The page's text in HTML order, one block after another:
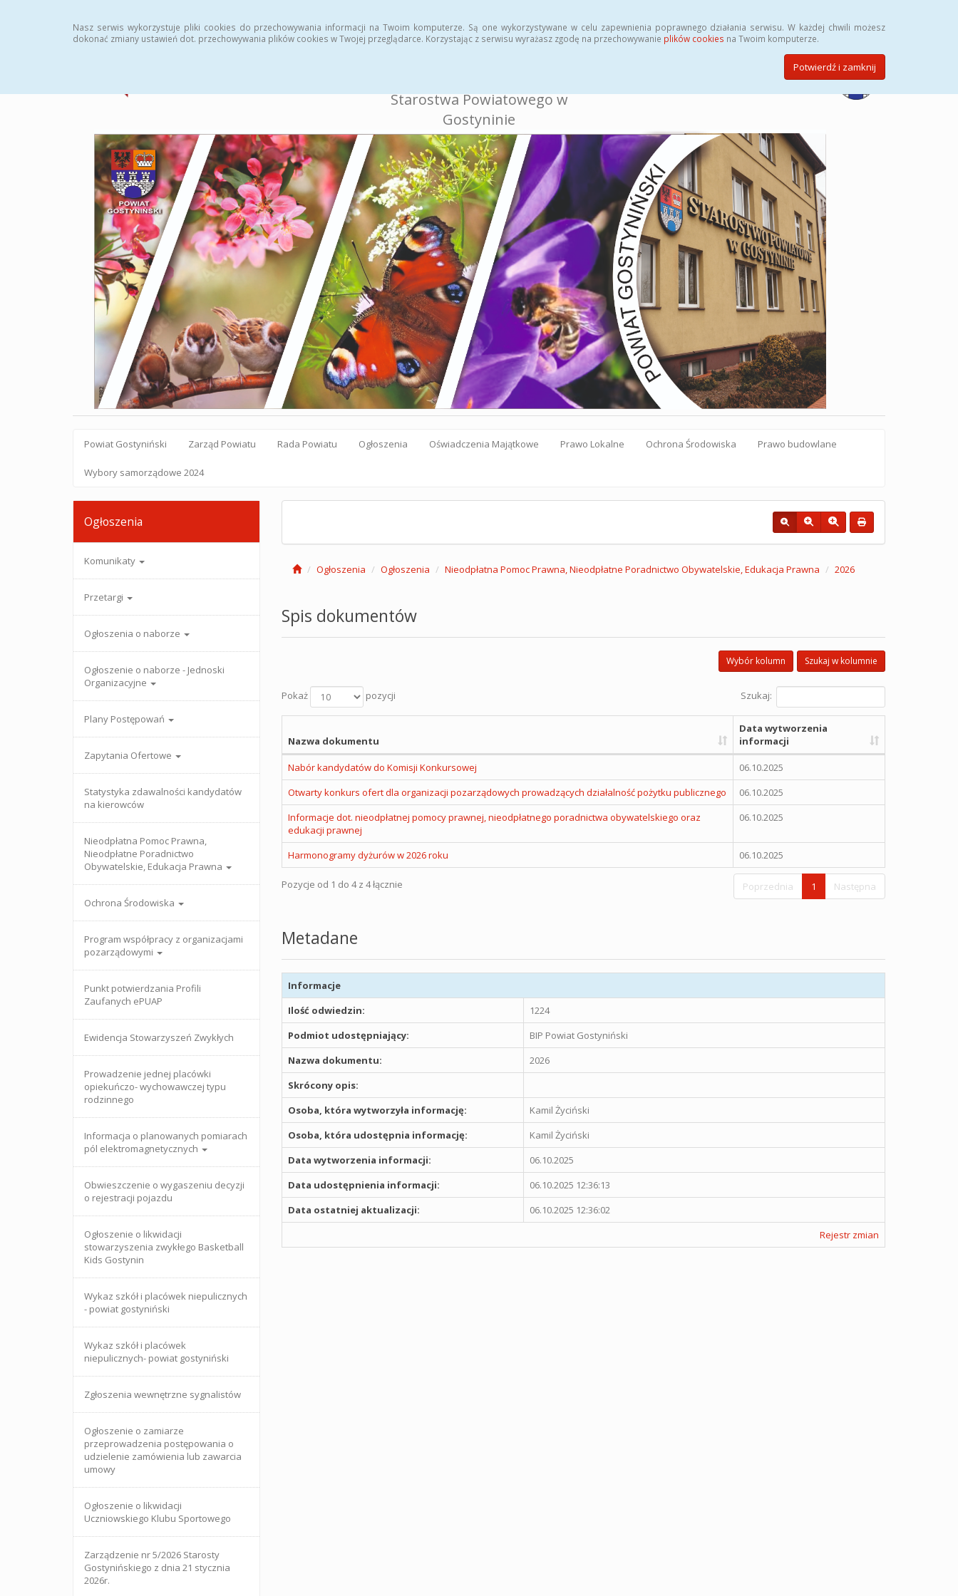
Nasz serwis wykorzystuje pliki cookies do przechowywania informacji na Twoim komputerze. Są one wykorzystywane w celu zapewnienia poprawnego działania serwisu. W każdej chwili możesz
dokonać zmiany ustawień dot. przechowywania plików cookies w Twojej przeglądarce. Korzystając z serwisu wyrażasz zgodę na przechowywanie plików cookies na Twoim komputerze.
Potwierdź i zamknij
Starostwa Powiatowego w
Gostyninie
Powiat Gostyniński Zarząd Powiatu Rada Powiatu Ogłoszenia Oświadczenia Majątkowe Prawo Lokalne Ochrona Środowiska Prawo budowlane
Wybory samorządowe 2024
Ogłoszenia
Komunikaty
Przetargi
Ogłoszenia o naborze
Ogłoszenie o naborze - Jednoski
Organizacyjne
Plany Postępowań
Zapytania Ofertowe
Statystyka zdawalności kandydatów
na kierowców
Nieodpłatna Pomoc Prawna,
Nieodpłatne Poradnictwo
Obywatelskie, Edukacja Prawna
Ochrona Środowiska
Program współpracy z organizacjami
pozarządowymi
Punkt potwierdzania Profili
Zaufanych ePUAP
Ewidencja Stowarzyszeń Zwykłych
Prowadzenie jednej placówki
opiekuńczo- wychowawczej typu
rodzinnego
Informacja o planowanych pomiarach
pól elektromagnetycznych
Obwieszczenie o wygaszeniu decyzji
o rejestracji pojazdu
Ogłoszenie o likwidacji
stowarzyszenia zwykłego Basketball
Kids Gostynin
Wykaz szkół i placówek niepulicznych
- powiat gostyniński
Wykaz szkół i placówek
niepulicznych- powiat gostyniński
Zgłoszenia wewnętrzne sygnalistów
Ogłoszenie o zamiarze
przeprowadzenia postępowania o
udzielenie zamówienia lub zawarcia
umowy
Ogłoszenie o likwidacji
Uczniowskiego Klubu Sportowego
Zarządzenie nr 5/2026 Starosty
Gostynińskiego z dnia 21 stycznia
2026r.
Ogłoszenia Ogłoszenia Nieodpłatna Pomoc Prawna, Nieodpłatne Poradnictwo Obywatelskie, Edukacja Prawna 2026
Spis dokumentów
Szukaj w kolumnie
Wybór kolumn
Pokaż pozycji Szukaj:
Nazwa dokumentu
Data wytworzenia
informacji
Nabór kandydatów do Komisji Konkursowej
06.10.2025
Otwarty konkurs ofert dla organizacji pozarządowych prowadzących działalność pożytku publicznego
06.10.2025
Informacje dot. nieodpłatnej pomocy prawnej, nieodpłatnego poradnictwa obywatelskiego oraz
edukacji prawnej
06.10.2025
Harmonogramy dyżurów w 2026 roku 06.10.2025
Pozycje od 1 do 4 z 4 łącznie Poprzednia 1 Następna
Metadane
Informacje
Ilość odwiedzin:
1224
Podmiot udostępniający:
BIP Powiat Gostyniński
Nazwa dokumentu:
2026
Skrócony opis:
Osoba, która wytworzyła informację:
Kamil Życiński
Osoba, która udostępnia informację:
Kamil Życiński
Data wytworzenia informacji:
06.10.2025
Data udostępnienia informacji:
06.10.2025 12:36:13
Data ostatniej aktualizacji:
06.10.2025 12:36:02
Rejestr zmian